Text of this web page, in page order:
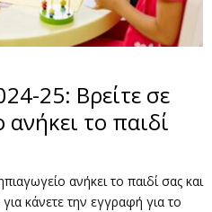
25: Βρείτε σε
το παιδί
ανήκει το παιδί σας και
κάνετε την εγγραφή για το